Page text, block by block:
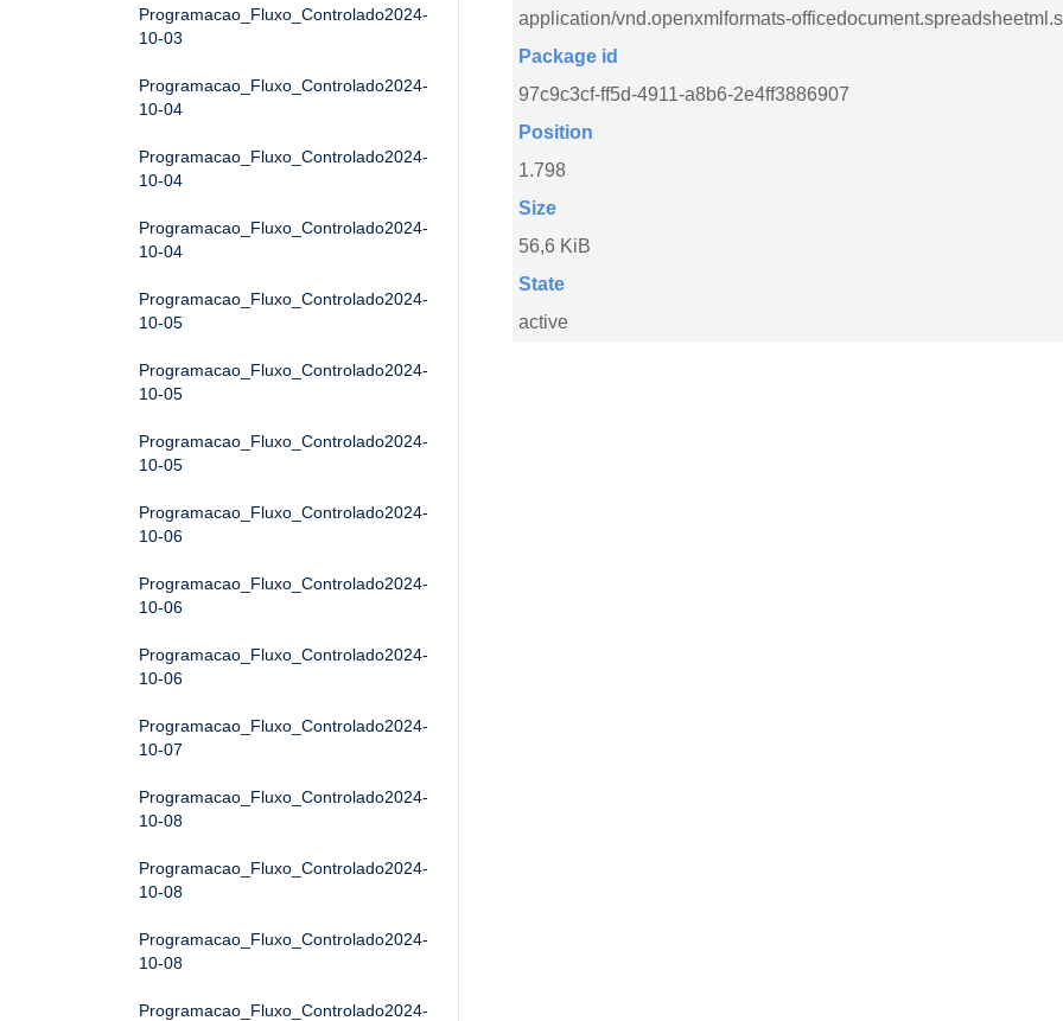
Programacao_Fluxo_Controlado2024-
10-03
Programacao_Fluxo_Controlado2024-
10-04
Programacao_Fluxo_Controlado2024-
10-04
Programacao_Fluxo_Controlado2024-
10-04
Programacao_Fluxo_Controlado2024-
10-05
Programacao_Fluxo_Controlado2024-
10-05
Programacao_Fluxo_Controlado2024-
10-05
Programacao_Fluxo_Controlado2024-
10-06
Programacao_Fluxo_Controlado2024-
10-06
Programacao_Fluxo_Controlado2024-
10-06
Programacao_Fluxo_Controlado2024-
10-07
Programacao_Fluxo_Controlado2024-
10-08
Programacao_Fluxo_Controlado2024-
10-08
Programacao_Fluxo_Controlado2024-
10-08
Programacao_Fluxo_Controlado2024-
application/vnd.openxmlformats-
Package id
97c9c3cf-ff5d-4911-a8b6-2e4ff3886907
Position
1.798
Size
56,6 KiB
State
active